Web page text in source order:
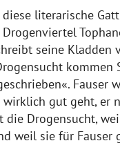
literarische
seine Kladden
kommen
Fauser
wirklich gut geht, er
Drogensucht,
weil sie für Fauser